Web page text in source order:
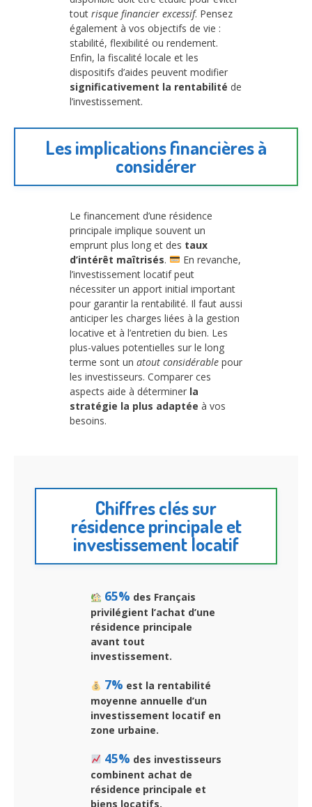
tout risque financier excessif. Pensez
également à vos objectifs de vie :
stabilité, flexibilité ou rendement.
Enfin, la fiscalité locale et les
dispositifs d’aides peuvent modifier
significativement la rentabilité de
l’investissement.
Les implications financières à
considérer
Le financement d’une résidence
principale implique souvent un
emprunt plus long et des taux
d’intérêt maîtrisés.
En revanche,
l’investissement locatif peut
nécessiter un apport initial important
pour garantir la rentabilité. Il faut aussi
anticiper les charges liées à la gestion
locative et à l’entretien du bien. Les
plus-values potentielles sur le long
terme sont un atout considérable pour
les investisseurs. Comparer ces
aspects aide à déterminer la
stratégie la plus adaptée à vos
besoins.
Chiffres clés sur
résidence principale et
investissement locatif
65% des Français
privilégient l’achat d’une
résidence principale
avant tout
investissement.
7% est la rentabilité
moyenne annuelle d’un
investissement locatif en
zone urbaine.
45% des investisseurs
combinent achat de
résidence principale et
biens locatifs.